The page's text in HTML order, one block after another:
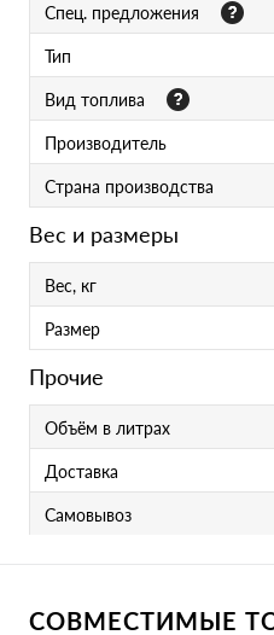
Спец. предложения
Тип
Вид топлива
Производитель
Страна производства
Вес и размеры
Вес, кг
Размер
Прочие
Объём в литрах
Доставка
Самовывоз
СОВМЕСТИМЫЕ